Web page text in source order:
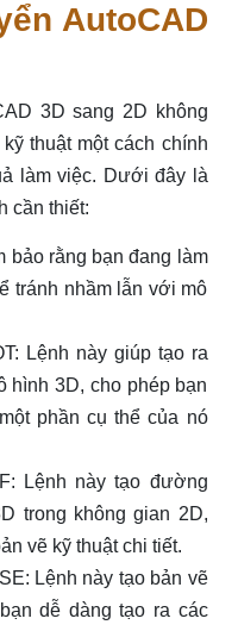
AutoCAD
3D sang 2D không
thuật một cách chính
làm việc. Dưới đây là
cần thiết:
bảo rằng bạn đang làm
tránh nhầm lẫn với mô
Lệnh này giúp tạo ra
hình 3D, cho phép bạn
phần cụ thể của nó
Lệnh này tạo đường
trong không gian 2D,
vẽ kỹ thuật chi tiết.
Lệnh này tạo bản vẽ
dễ dàng tạo ra các